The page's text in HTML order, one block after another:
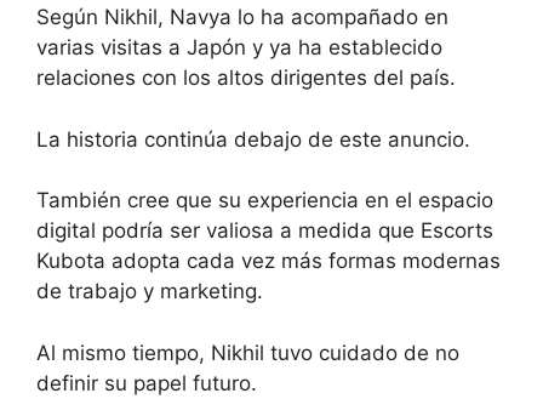
Según Nikhil, Navya lo ha acompañado en
varias visitas a Japón y ya ha establecido
relaciones con los altos dirigentes del país.
La historia continúa debajo de este anuncio.
También cree que su experiencia en el espacio
digital podría ser valiosa a medida que Escorts
Kubota adopta cada vez más formas modernas
de trabajo y marketing.
Al mismo tiempo, Nikhil tuvo cuidado de no
definir su papel futuro.